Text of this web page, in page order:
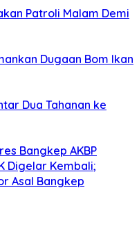
Patroli Malam Demi
Dugaan Bom Ikan
Dua Tahanan ke
Bangkep AKBP
Digelar Kembali;
Asal Bangkep